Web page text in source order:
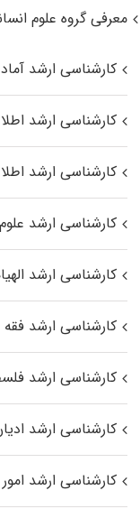
معرفی گروه علوم
کارشناسی ارشد آماد
کارشناسی ارشد
کارشناسی ارشد
کارشناسی ارشد
کارشناسی ارشد
کارشناسی ارشد
کارشناسی ارشد
کارشناسی ارشد
کارشناسی ارشد